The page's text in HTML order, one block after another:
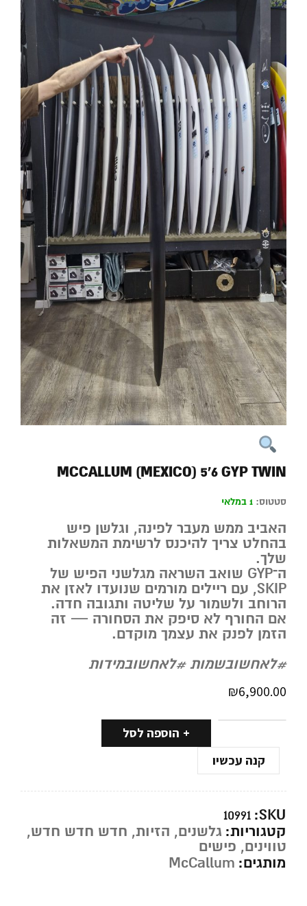
MCCALLUM (MEXICO) 5’6 GYP TWIN
סטטוס: 1 במלאי
האביב ממש מעבר לפינה, וגלשן פיש
בהחלט צריך להיכנס לרשימת המשאלות
שלך.
ה־GYP שואב השראה מגלשני הפיש של
SKIP, עם ריילים מורמים שנועדו לאזן את
הרוחב ולשמור על שליטה ותגובה חדה.
אם החורף לא סיפק את הסחורה — זה
הזמן לפנק את עצמך מוקדם.
#לאחשובשמות #לאחשובמידות
₪6,900.00
הוספה לסל
קנה עכשיו
SKU:
10991
קטגוריות: גלשנים, הזיות, חדש חדש חדש,
טווינים, פישים
מותגים: McCallum